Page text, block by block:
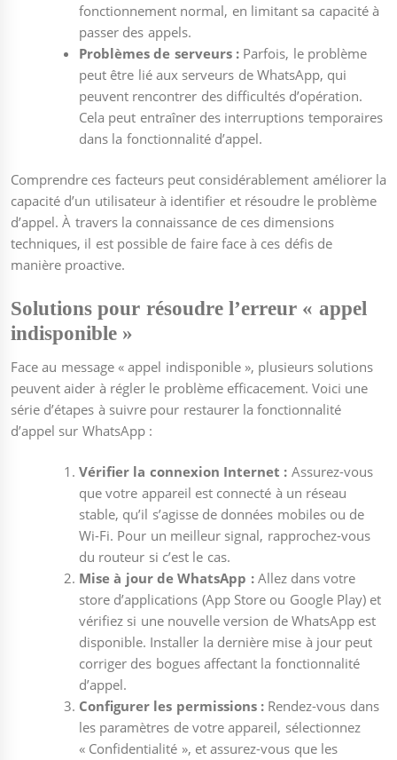
fonctionnement normal, en limitant sa capacité à
passer des appels.
Problèmes de serveurs :Parfois, le problème
peut être lié aux serveurs de WhatsApp, qui
peuvent rencontrer des difficultés d’opération.
Cela peut entraîner des interruptions temporaires
dans la fonctionnalité d’appel.
Comprendre ces facteurs peut considérablement améliorer la
capacité d’un utilisateur à identifier et résoudre le problème
d’appel. À travers la connaissance de ces dimensions
techniques, il est possible de faire face à ces défis de
manière proactive.
Solutions pour résoudre l’erreur « appel
indisponible »
Face au message « appel indisponible », plusieurs solutions
peuvent aider à régler le problème efficacement. Voici une
série d’étapes à suivre pour restaurer la fonctionnalité
d’appel sur WhatsApp :
Vérifier la connexion Internet : Assurez-vous
que votre appareil est connecté à un réseau
stable, qu’il s’agisse de données mobiles ou de
Wi-Fi. Pour un meilleur signal, rapprochez-vous
du routeur si c’est le cas.
Mise à jour de WhatsApp :Allez dans votre
store d’applications (App Store ou Google Play) et
vérifiez si une nouvelle version de WhatsApp est
disponible. Installer la dernière mise à jour peut
corriger des bogues affectant la fonctionnalité
d’appel.
Configurer les permissions :Rendez-vous dans
les paramètres de votre appareil, sélectionnez
« Confidentialité », et assurez-vous que les